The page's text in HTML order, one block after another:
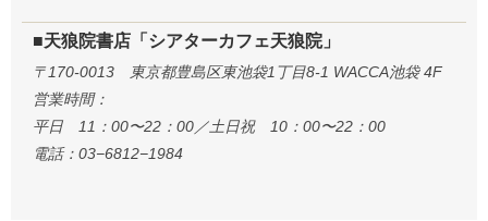
■天狼院書店「シアターカフェ天狼院」
〒170-0013 東京都豊島区東池袋1丁目8-1 WACCA池袋 4F
営業時間：
平日 11：00〜22：00／土日祝 10：00〜22：00
電話：03−6812−1984